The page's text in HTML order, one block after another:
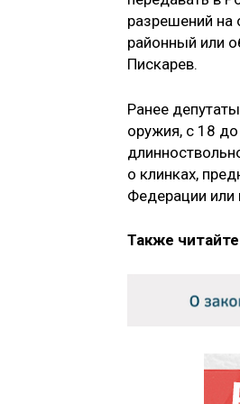
разрешений на
районный или
Пискарев.
Ранее
оружия, с 18
о клинках,
Федерации или
Также